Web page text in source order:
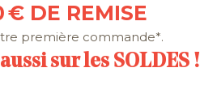
€ DE REMISE
première commande*.
sur les SOLDES !